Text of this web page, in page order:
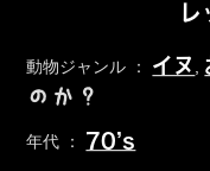
動物ジャンル ： イヌ ,
のか？
年代 ： 70’s